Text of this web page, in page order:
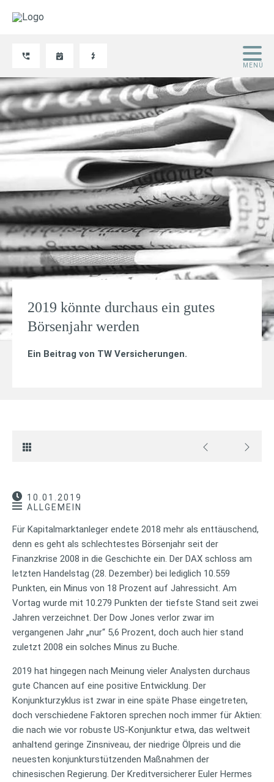
2019 könnte durchaus ein gutes
Börsenjahr werden
Ein Beitrag von TW Versicherungen.
10.01.2019
ALLGEMEIN
Für Kapitalmarktanleger endete 2018 mehr als enttäuschend,
denn es geht als schlechtestes Börsenjahr seit der
Finanzkrise 2008 in die Geschichte ein. Der DAX schloss am
letzten Handelstag (28. Dezember) bei lediglich 10.559
Punkten, ein Minus von 18 Prozent auf Jahressicht. Am
Vortag wurde mit 10.279 Punkten der tiefste Stand seit zwei
Jahren verzeichnet. Der Dow Jones verlor zwar im
vergangenen Jahr „nur“ 5,6 Prozent, doch auch hier stand
zuletzt 2008 ein solches Minus zu Buche.
2019 hat hingegen nach Meinung vieler Analysten durchaus
gute Chancen auf eine positive Entwicklung. Der
Konjunkturzyklus ist zwar in eine späte Phase eingetreten,
doch verschiedene Faktoren sprechen noch immer für Aktien:
die nach wie vor robuste US-Konjunktur etwa, das weltweit
anhaltend geringe Zinsniveau, der niedrige Ölpreis und die
neuesten konjunkturstützenden Maßnahmen der
chinesischen Regierung. Der Kreditversicherer Euler Hermes